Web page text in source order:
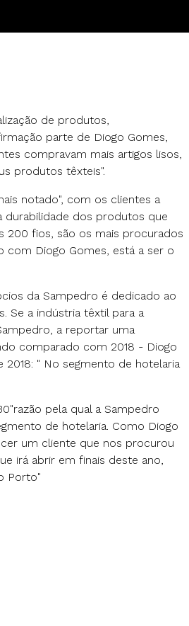
de produtos,
parte de Diogo Gomes,
compravam mais artigos lisos,
produtos têxteis".
notado", com os clientes a
durabilidade dos produtos que
200 fios, são os mais procurados
Diogo Gomes, está a ser o
da Sampedro é dedicado ao
Se a indústria têxtil para a
a reportar uma
comparado com 2018 - Diogo
2018: " No segmento de hotelaria
pela qual a Sampedro
de hotelaria. Como Diogo
um cliente que nos procurou
irá abrir em finais deste ano,
Porto"